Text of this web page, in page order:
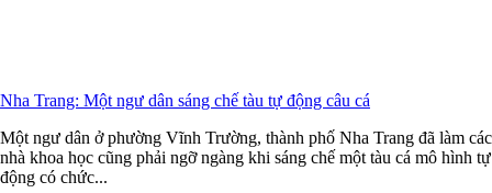
Nha Trang: Một ngư dân sáng chế tàu tự động câu cá
Một ngư dân ở phường Vĩnh Trường, thành phố Nha Trang đã làm các
nhà khoa học cũng phải ngỡ ngàng khi sáng chế một tàu cá mô hình tự
động có chức...